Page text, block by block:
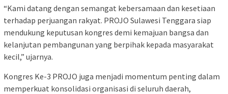
“Kami datang dengan semangat kebersamaan dan kesetiaan
terhadap perjuangan rakyat. PROJO Sulawesi Tenggara siap
mendukung keputusan kongres demi kemajuan bangsa dan
kelanjutan pembangunan yang berpihak kepada masyarakat
kecil,” ujarnya.
Kongres Ke-3 PROJO juga menjadi momentum penting dalam
memperkuat konsolidasi organisasi di seluruh daerah,